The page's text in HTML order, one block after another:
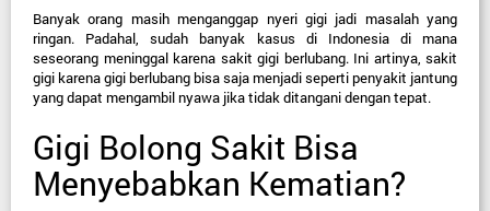
Banyak orang masih menganggap nyeri gigi jadi masalah yang
ringan. Padahal, sudah banyak kasus di Indonesia di mana
seseorang meninggal karena sakit gigi berlubang. Ini artinya, sakit
gigi karena gigi berlubang bisa saja menjadi seperti penyakit jantung
yang dapat mengambil nyawa jika tidak ditangani dengan tepat.
Gigi Bolong Sakit Bisa
Menyebabkan Kematian?